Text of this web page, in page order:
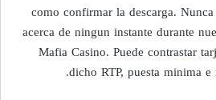
como confirmar la descarga.
acerca de ningun instante durante
Mafia Casino. Puede contrastar
dicho RTP, puesta minima